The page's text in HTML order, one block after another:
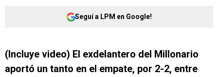
Seguí a LPM en Google!
(Incluye video) El exdelantero del Millonario
aportó un tanto en el empate, por 2-2, entre